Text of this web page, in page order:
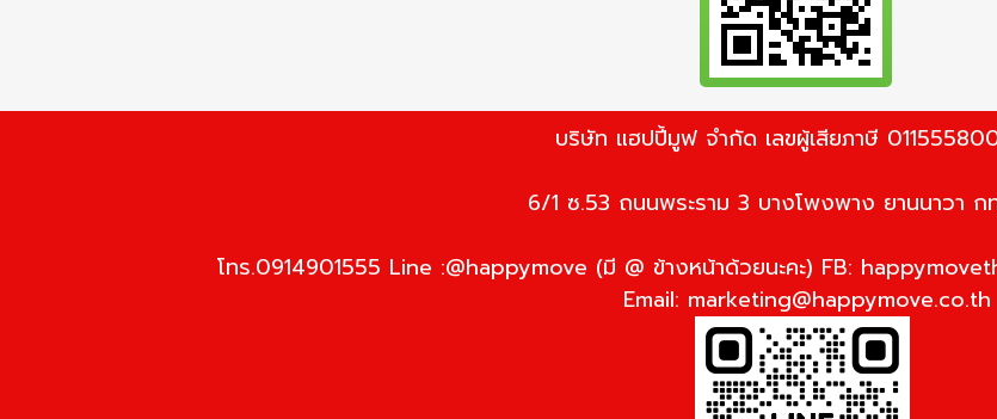
บริษัท แฮปปี้มูฟ จำกัด เลขผู้เสียภาษี
6/1 ซ.53 ถนนพระราม 3 บางโพงพาง ยานนาวา ก
โทร.0914901555 Line :@happymove (มี @ ข้างหน้าด้วยนะคะ) FB:
Email: marketing@happymove.co.th